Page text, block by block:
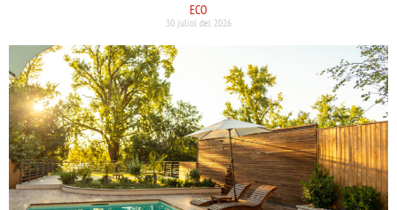
ECO
30 juliol del 2026